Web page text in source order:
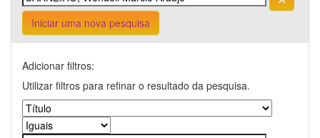
Iniciar uma nova pesquisa
Adicionar filtros:
Utilizar filtros para refinar o resultado da pesquisa.